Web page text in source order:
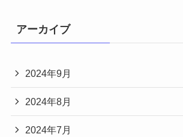
アーカイブ
2024年9月
2024年8月
2024年7月